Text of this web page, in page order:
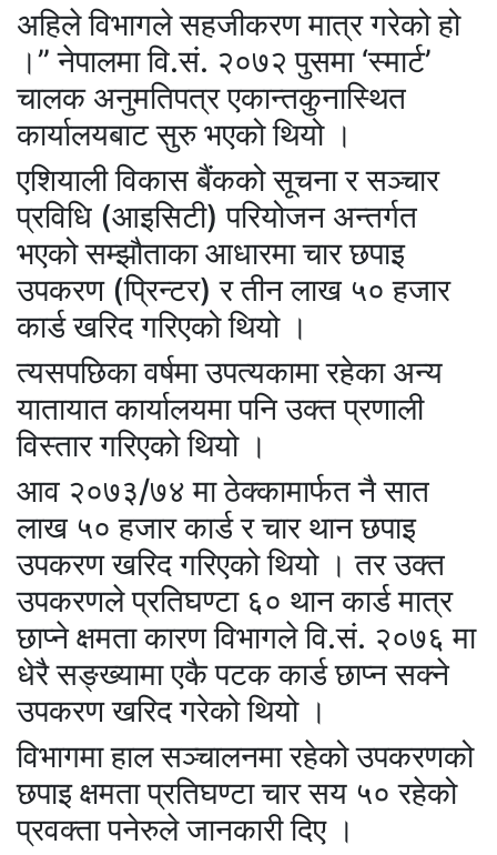
अहिले विभागले सहजीकरण मात्र गरेको हो
।” नेपालमा वि.सं. २०७२ पुसमा ‘स्मार्ट’
चालक अनुमतिपत्र एकान्तकुनास्थित
कार्यालयबाट सुरु भएको थियो ।
एशियाली विकास बैंकको सूचना र सञ्चार
प्रविधि (आइसिटी) परियोजन अन्तर्गत
भएको सम्झौताका आधारमा चार छपाइ
उपकरण (प्रिन्टर) र तीन लाख ५० हजार
कार्ड खरिद गरिएको थियो ।
त्यसपछिका वर्षमा उपत्यकामा रहेका अन्य
यातायात कार्यालयमा पनि उक्त प्रणाली
विस्तार गरिएको थियो ।
आव २०७३/७४ मा ठेक्कामार्फत नै सात
लाख ५० हजार कार्ड र चार थान छपाइ
उपकरण खरिद गरिएको थियो । तर उक्त
उपकरणले प्रतिघण्टा ६० थान कार्ड मात्र
छाप्ने क्षमता कारण विभागले वि.सं. २०७६ मा
धेरै सङ्ख्यामा एकै पटक कार्ड छाप्न सक्ने
उपकरण खरिद गरेको थियो ।
विभागमा हाल सञ्चालनमा रहेको उपकरणको
छपाइ क्षमता प्रतिघण्टा चार सय ५० रहेको
प्रवक्ता पनेरुले जानकारी दिए ।